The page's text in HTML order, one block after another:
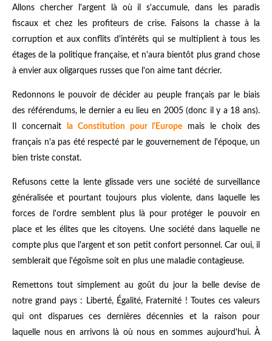
Allons chercher l'argent là où il s'accumule, dans les paradis
fiscaux et chez les profiteurs de crise. Faisons la chasse à la
corruption et aux conflits d'intérêts qui se multiplient à tous les
étages de la politique française, et n'aura bientôt plus grand chose
à envier aux oligarques russes que l'on aime tant décrier.
Redonnons le pouvoir de décider au peuple français par le biais
des référendums, le dernier a eu lieu en 2005 (donc il y a 18 ans).
Il concernait
la Constitution pour l'Europe mais le choix des
français n'a pas été respecté par le gouvernement de l'époque, un
bien triste constat.
Refusons cette la lente glissade vers une société de surveillance
généralisée et pourtant toujours plus violente, dans laquelle les
forces de l'ordre semblent plus là pour protéger le pouvoir en
place et les élites que les citoyens. Une société dans laquelle ne
compte plus que l'argent et son petit confort personnel. Car oui, il
semblerait que l'égoïsme soit en plus une maladie contagieuse.
Remettons tout simplement au goût du jour la belle devise de
notre grand pays : Liberté, Égalité, Fraternité ! Toutes ces valeurs
qui ont disparues ces dernières décennies et la raison pour
laquelle nous en arrivons là où nous en sommes aujourd'hui. À